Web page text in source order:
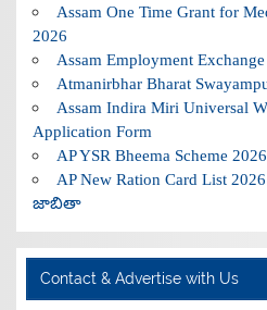
Assam One Time Grant for
2026
Assam Employment
Atmanirbhar Bharat
Assam Indira Miri Universal
Application Form
AP YSR Bheema Scheme 2026
AP New Ration Card List
జాబితా
Contact & Advertise with Us